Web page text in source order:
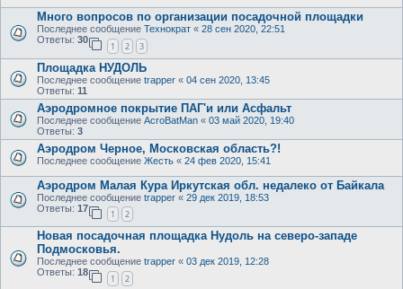
Много вопросов по организации посадочной площадки
Последнее сообщение Технократ « 28 сен 2020, 22:51
Ответы: 30
1 2 3
Площадка НУДОЛЬ
Последнее сообщение trapper « 04 сен 2020, 13:45
Ответы: 11
Аэродромное покрытие ПАГ'и или Асфальт
Последнее сообщение AcroBatMan « 03 май 2020, 19:40
Ответы: 3
Аэродром Черное, Московская область?!
Последнее сообщение Жесть « 24 фев 2020, 15:41
Аэродром Малая Кура Иркутская обл. недалеко от Байкала
Последнее сообщение trapper « 29 дек 2019, 18:53
Ответы: 17
1 2
Новая посадочная площадка Нудоль на северо-западе
Подмосковья.
Последнее сообщение trapper « 03 дек 2019, 12:28
Ответы: 18
1 2